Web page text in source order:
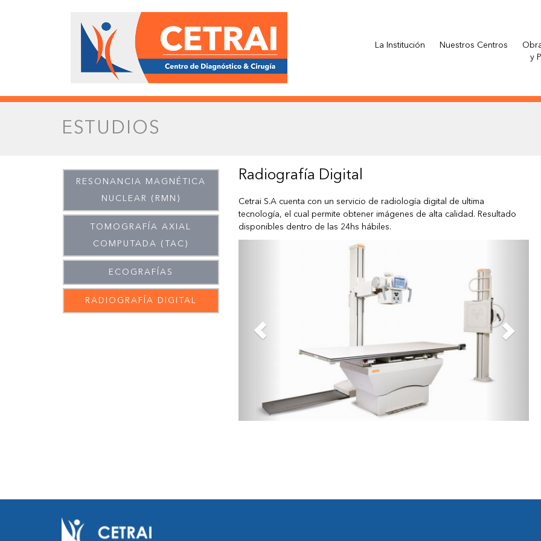
La Institución Nuestros Centros
y
ESTUDIOS
RESONANCIA MAGNÉTICA
NUCLEAR (RMN)
TOMOGRAFÍA AXIAL
COMPUTADA (TAC)
ECOGRAFÍAS
RADIOGRAFÍA DIGITAL
Radiografía Digital
Cetrai S.A cuenta con un servicio de radiología digital de ultima
tecnología, el cual permite obtener imágenes de alta calidad. Resultado
disponibles dentro de las 24hs hábiles.